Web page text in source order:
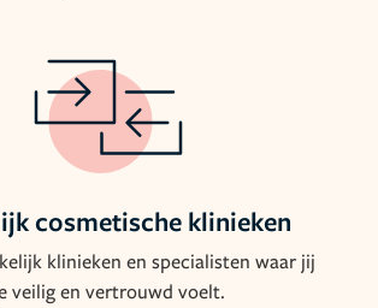
cosmetische klinieken
klinieken en specialisten waar jij
veilig en vertrouwd voelt.